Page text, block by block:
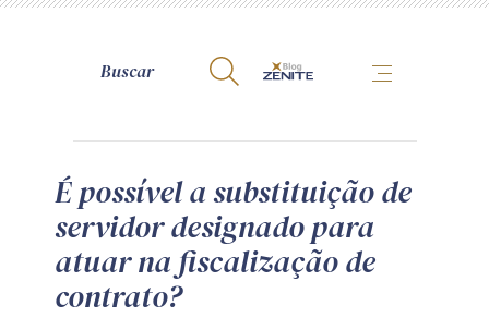
A Zênite
Como publicar conosco
Site da Zênite
É possível a substituição de
servidor designado para
atuar na fiscalização de
contrato?